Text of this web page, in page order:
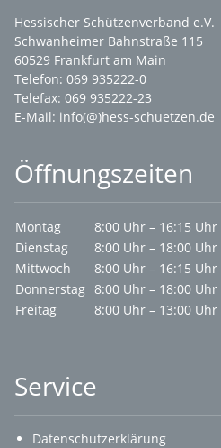
Hessischer Schützenverband e.V.
Schwanheimer Bahnstraße 115
60529 Frankfurt am Main
Telefon: 069 935222-0
Telefax: 069 935222-23
E-Mail: info(@)hess-schuetzen.de
Öffnungszeiten
Montag
8:00 Uhr – 16:15 Uhr
Dienstag
8:00 Uhr – 18:00 Uhr
Mittwoch
8:00 Uhr – 16:15 Uhr
Donnerstag 8:00 Uhr – 18:00 Uhr
Freitag
8:00 Uhr – 13:00 Uhr
Service
Datenschutzerklärung